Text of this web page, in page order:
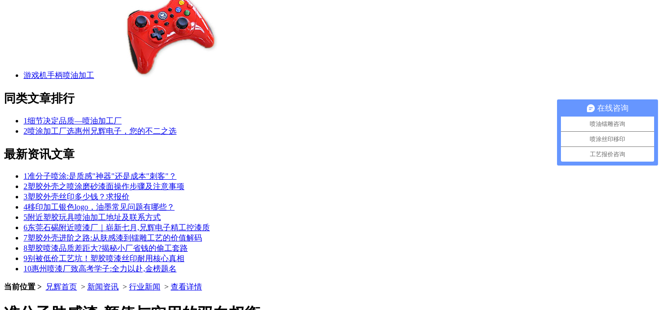
游戏机手柄喷油加工
同类文章排行
1细节决定品质—喷油加工厂
2喷涂加工厂选惠州兄辉电子，您的不二之选
最新资讯文章
1准分子喷涂:是质感"神器"还是成本"刺客"？
2塑胶外壳之喷涂磨砂漆面操作步骤及注意事项
3塑胶外壳丝印多少钱？求报价
4移印加工银色logo，油墨常见问题有哪些？
5附近塑胶玩具喷油加工地址及联系方式
6东莞石碣附近喷漆厂｜崭新七月,兄辉电子精工控漆质
7塑胶外壳进阶之路:从肤感漆到镭雕工艺的价值解码
8塑胶喷漆品质差距大?揭秘小厂省钱的偷工套路
9别被低价工艺坑！塑胶喷漆丝印耐用核心真相
10惠州喷漆厂致高考学子:全力以赴,金榜题名
当前位置 > 兄辉首页 > 新闻资讯 > 行业新闻 > 查看详情
在线咨询
喷油镭雕咨询
喷涂丝印移印
工艺报价咨询